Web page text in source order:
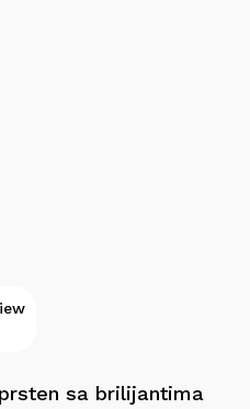
sa brilijantima